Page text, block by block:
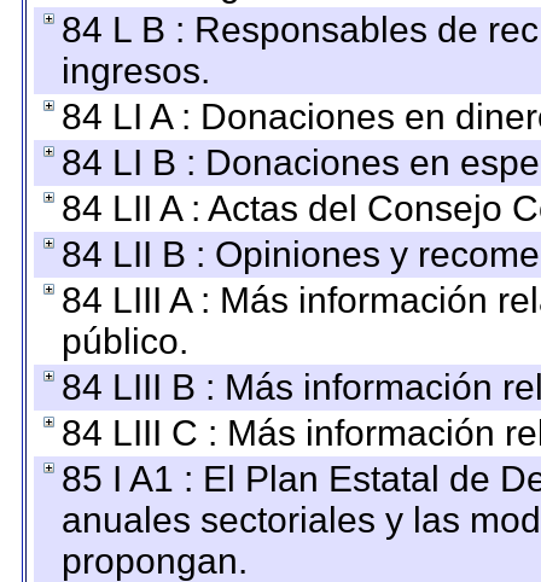
84 L B : Responsables de
ingresos.
84 LI A : Donaciones en
84 LI B : Donaciones en
84 LII A : Actas del Consejo
84 LII B : Opiniones y
84 LIII A : Más información
público.
84 LIII B : Más información
84 LIII C : Más información
85 I A1 : El Plan Estatal de
anuales sectoriales y las
propongan.